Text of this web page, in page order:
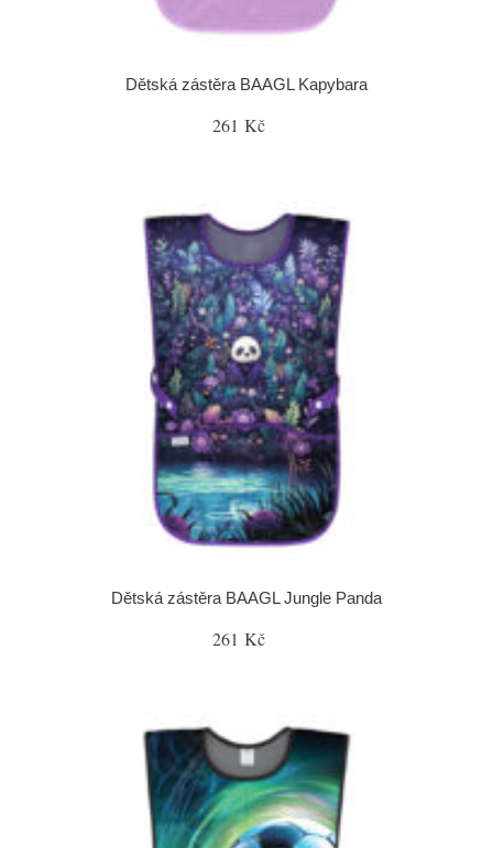
Dětská zástěra BAAGL Kapybara
261 Kč
Dětská zástěra BAAGL Jungle Panda
261 Kč